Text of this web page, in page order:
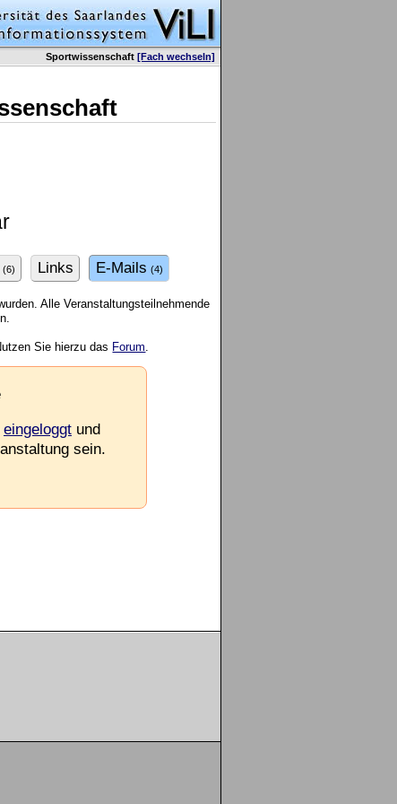
Sportwissenschaft [Fach wechseln]
(6) Links E-Mails (4)
Alle Veranstaltungsteilnehmende
Sie hierzu das Forum
eingeloggtund
sein.